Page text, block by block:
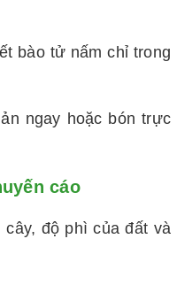
bào tử nấm chỉ trong
ngay hoặc bón trực
cáo
cây, độ phì của đất và